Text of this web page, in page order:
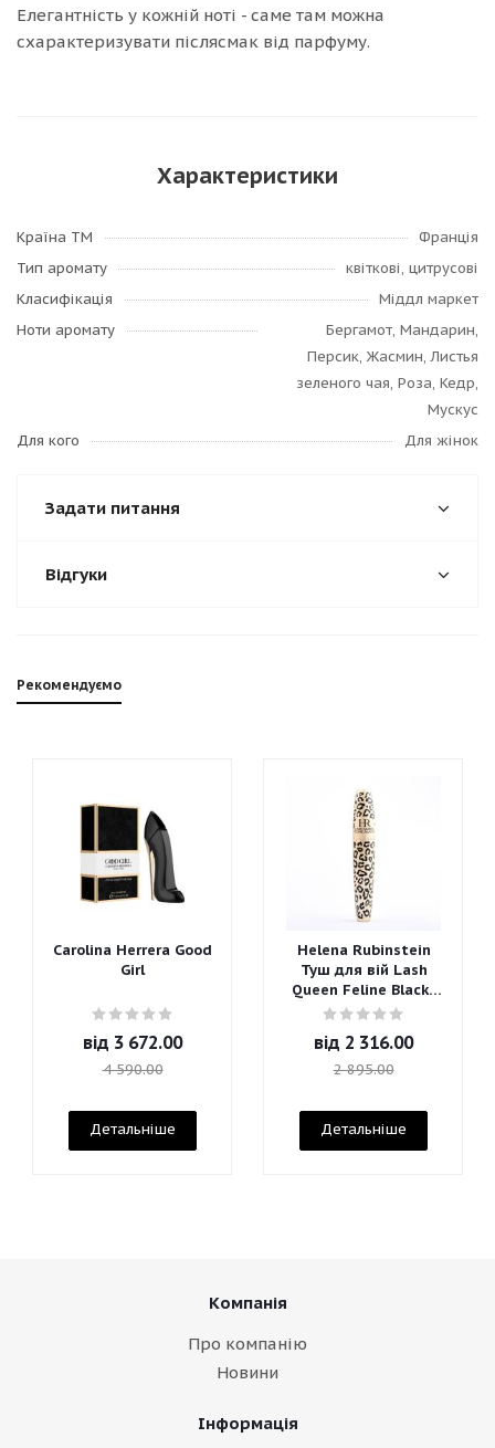
Елегантність у кожній ноті - саме там можна
схарактеризувати післясмак від парфуму.
Характеристики
Країна ТМ
Франція
Тип аромату
квіткові, цитрусові
Класифікація
Міддл маркет
Ноти аромату
Бергамот, Мандарин,
Персик, Жасмин, Листья
зеленого чая, Роза, Кедр,
Мускус
Для кого
Для жінок
Задати питання
Відгуки
Рекомендуємо
Carolina Herrera Good
Girl
від 3 672.00
4 590.00
Детальніше
Helena Rubinstein
Туш для вій Lash
Queen Feline Blacks
Mascara
від 2 316.00
2 895.00
Детальніше
Компанія
Про компанію
Новини
Інформація